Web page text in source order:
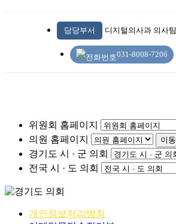
담당부서 디지털의사과 의사팀
031-8008-7206
위원회 홈페이지
의원 홈페이지 이동
경기도 시 · 군 의회
전국 시 · 도 의회
개인정보처리방침